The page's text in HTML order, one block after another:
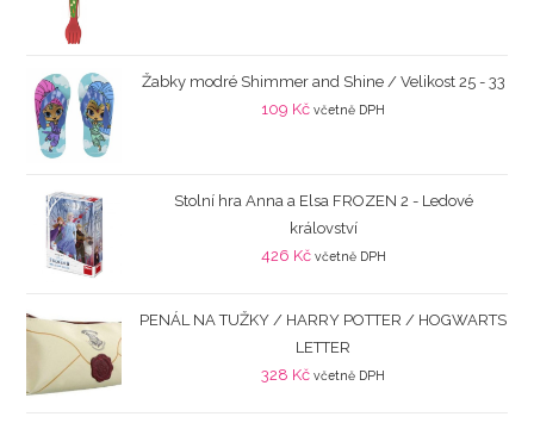
Žabky modré Shimmer and Shine / Velikost 25 - 33
109 Kč včetně DPH
Stolní hra Anna a Elsa FROZEN 2 - Ledové
království
426 Kč včetně DPH
PENÁL NA TUŽKY / HARRY POTTER / HOGWARTS
LETTER
328 Kč včetně DPH